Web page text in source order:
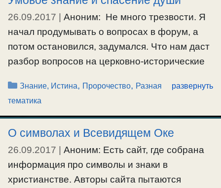
читал. Насколько я знаю этому …
Ещё…
#мощи,#пророчество
26.09.2017
Аноним: Не много трезвости. Я
начал продумывать о вопросах в форум, а
потом остановился, задумался. Что нам даст
разбор вопросов на церковно-исторические
экуменизма, на которые были даны ответы в
беседах, и раньше, Св.Отцами? В общем,
для современного человека для наставления
не достаточны просто разбор умовых знаний
на перечисленные темы, ведь для …
Ещё…
Рубрики
Знание, Истина, Пророчество, Разная
тематика
развернуть
О символах и Всевидящем Оке
26.09.2017 | Аноним: Есть сайт, где собрана
информация про символы и знаки в
христианстве. Авторы сайта пытаются